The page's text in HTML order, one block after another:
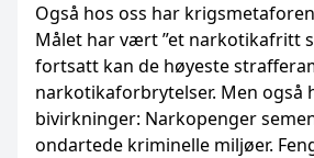
Også hos oss har
Målet har vært ”et narkotikafritt
fortsatt kan de høyeste
narkotikaforbrytelser. Men også
bivirkninger: Narkopenger
ondartede kriminelle miljøer.